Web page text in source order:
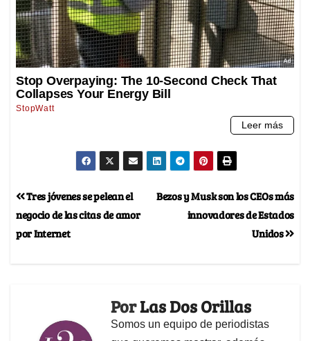
Bezos y Musk son los CEOs más
innovadores de Estados
Unidos
Tres jóvenes se pelean el
negocio de las citas de amor
por Internet
PorLas Dos Orillas
Somos un equipo de periodistas